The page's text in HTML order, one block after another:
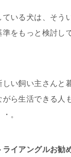
いる犬は、そう
をもっと検討し
い飼い主さんと
がら生活できる人
。
アングルお勧